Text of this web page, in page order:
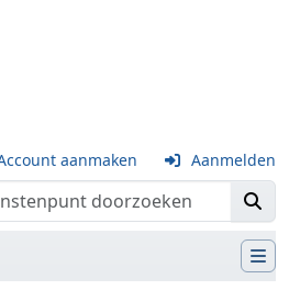
aanmaken Aanmelden